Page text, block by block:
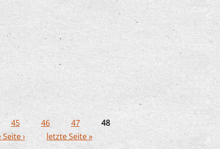
auch in China aus
45 46 47
48
› letzte Seite »